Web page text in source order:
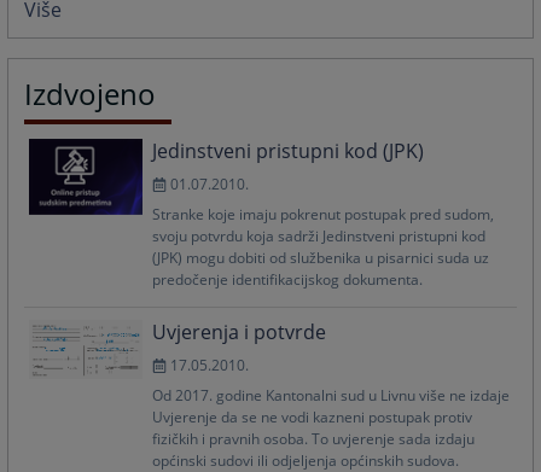
Više
Izdvojeno
Jedinstveni pristupni kod (JPK)
01.07.2010.
Stranke koje imaju pokrenut postupak pred sudom,
svoju potvrdu koja sadrži Jedinstveni pristupni kod
(JPK) mogu dobiti od službenika u pisarnici suda uz
predočenje identifikacijskog dokumenta.
Uvjerenja i potvrde
17.05.2010.
Od 2017. godine Kantonalni sud u Livnu više ne izdaje
Uvjerenje da se ne vodi kazneni postupak protiv
fizičkih i pravnih osoba. To uvjerenje sada izdaju
općinski sudovi ili odjeljenja općinskih sudova.